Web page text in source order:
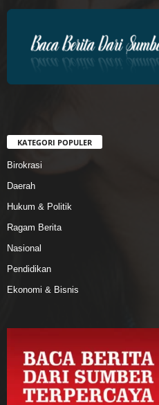
KATEGORI POPULER
Birokrasi
Daerah
Hukum & Politik
Ragam Berita
Nasional
Pendidikan
Ekonomi & Bisnis